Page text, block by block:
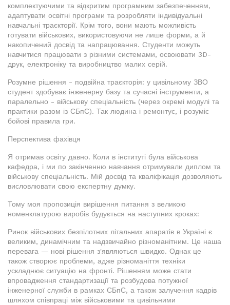
комплектуючими та відкритим програмним забезпеченням,
адаптувати освітні програми та розробляти індивідуальні
навчальні траєкторії. Крім того, вони мають можливість
готувати військових, використовуючи не лише форми, а й
накопичений досвід та напрацювання. Студенти можуть
навчитися працювати з різними системами, освоювати 3D-
друк, електроніку та виробництво малих серій.
Розумне рішення - подвійна траєкторія: у цивільному ЗВО
студент здобуває інженерну базу та сучасні інструменти, а
паралельно - військову спеціальність (через окремі модулі та
практики разом із СБпС). Так людина і ремонтує, і розуміє
бойові правила гри.
Перспектива фахівця
Я отримав освіту давно. Коли в інституті була військова
кафедра, і ми по закінченню навчання отримували диплом та
військову спеціальність. Мій досвід та кваліфікація дозволяють
висловлювати свою експертну думку.
Тому моя пропозиція вирішення питання з великою
номенклатурою виробів будується на наступних кроках:
Ринок військових безпілотних літальних апаратів в Україні є
великим, динамічним та надзвичайно різноманітним. Це наша
перевага — нові рішення з'являються швидко. Однак це
також створює проблеми, адже різноманіття техніки
ускладнює ситуацію на фронті. Рішенням може стати
впровадження стандартизації та розбудова потужної
інженерної служби в рамках СБпС, а також залучення кадрів
шляхом співпраці між військовими та цивільними